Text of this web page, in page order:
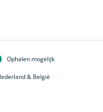
Ophalen mogelijk
& België